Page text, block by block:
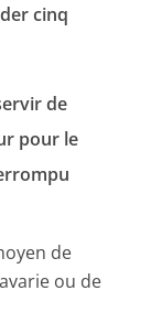
cinq
de
pour le
de
ou de